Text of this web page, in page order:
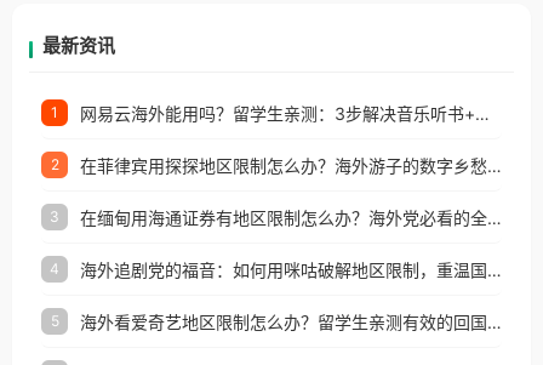
最新资讯
1 网易云海外能用吗？留学生亲测：3步解决音乐听书+银行视频地区限制
2 在菲律宾用探探地区限制怎么办？海外游子的数字乡愁与破局之道
3 在缅甸用海通证券有地区限制怎么办？海外党必看的全场景回国加速指南
4 海外追剧党的福音：如何用咪咕破解地区限制，重温国内精彩
5 海外看爱奇艺地区限制怎么办？留学生亲测有效的回国加速器选择指南